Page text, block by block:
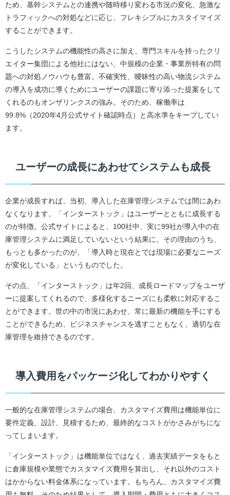
ため、基幹システムとの連携や随時移り変わる市況の変化、急激な
トラフィックへの対処などに応じ、フレキシブルにカスタイマイズ
することができます。
こうしたシステムの機能性の高さに加え、専門スキルを持ったクリ
エイター集団による他社にはない、中規模の企業・事業所特有の問
題への対処ノウハウも豊富。不確実性、曖昧性の高い物流システム
の導入を成功に導くためにユーザーの課題に寄り添った提案をして
くれるのもオンザリンクスの強み。そのため、稼働率は
99.8%（2020年4月公式サイト確認時点）と高水準をキープしてい
ます。
ユーザーの成長にあわせてシステムも成長
企業が成長すれば、当初、導入した在庫管理システムでは間にあわ
なくなります。「インターストック」はユーザーとともに成長する
のが特徴。公式サイトによると、100社中、実に99社が導入中の在
庫管理システムに満足していないという結果に。その理由のうち、
もっとも多かったのが、「導入時と現在とでは現場に必要なニーズ
が変化している」というものでした。
その点、「インターストック」は年2回、成長ロードマップをユーザ
ーに提案してくれるので、多様化するニーズにも柔軟に対応するこ
とができます。世の中の市況にあわせ、常に最新の機能を手にする
ことができるため、ビジネスチャンスを逃すこともなく、適切な在
庫管理を維持できるのです。
導入費用をパッケージ化してわかりやすく
一般的な在庫管理システムの場合、カスタマイズ費用は機能単位に
要件定義、設計、見積するため、最終的なコストがかさみがちにな
ってしまいます。
「インターストック」は機能単位ではなく、過去実績データをもと
に倉庫規模や業態でカスタマイズ費用を算出し、それ以外のコスト
はかからない料金体系になっています。もちろん、カスタマイズ費